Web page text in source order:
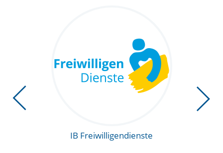
Vorherige
IB Freiwilligendienste